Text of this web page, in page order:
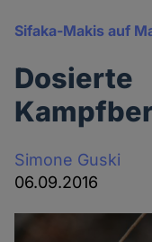
Sifaka-Makis auf
Dosierte
Simone Guski
06.09.2016